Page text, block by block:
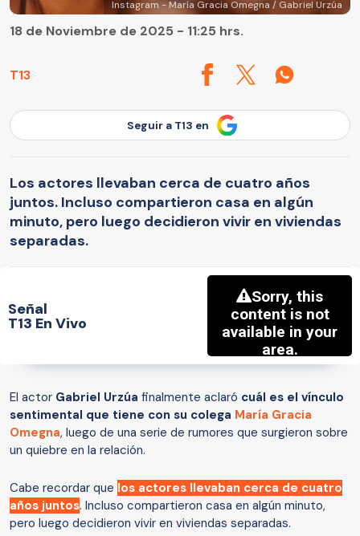
Instagram - María Gracia Omegna / Gabriel Urzúa
T13
18 de Noviembre de 2025 - 11:25 hrs.
Seguir a T13 en
Los actores llevaban cerca de cuatro años
juntos. Incluso compartieron casa en algún
minuto, pero luego decidieron vivir en viviendas
separadas.
Señal
T13 En Vivo
El actor Gabriel Urzúa finalmente aclaró cuál es el vínculo
sentimental que tiene con su colega María Gracia
Omegna, luego de una serie de rumores que surgieron sobre
un quiebre en la relación.
Cabe recordar que los actores llevaban cerca de cuatro
años juntos. Incluso compartieron casa en algún minuto,
pero luego decidieron vivir en viviendas separadas.